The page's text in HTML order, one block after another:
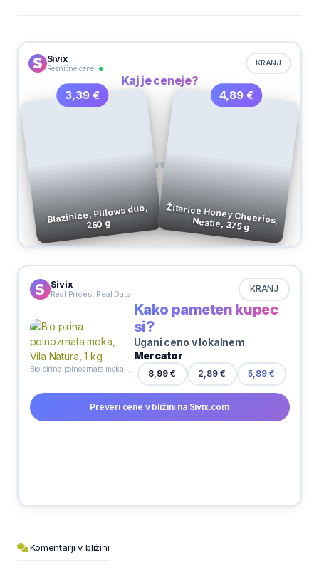
Sivix
Resnične cene
KRANJ
Kaj je ceneje?
3,39 €
Blazinice, Pillows duo,
250 g
VS
4,89 €
Žitarice Honey Cheerios, Nestle, 375 g
Sivix
Real Prices. Real Data KRANJ
Kako pameten kupec
si?
Ugani ceno v lokalnem
Mercator
8,99 € 2,89 € 5,89 €
Preveri cene v bližini na Sivix.com
Komentarji v bližini